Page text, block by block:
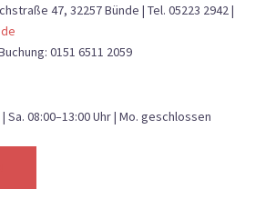
47, 32257 Bünde | Tel. 05223 2942 |
0151 6511 2059
| Sa. 08:00–13:00 Uhr | Mo. geschlossen